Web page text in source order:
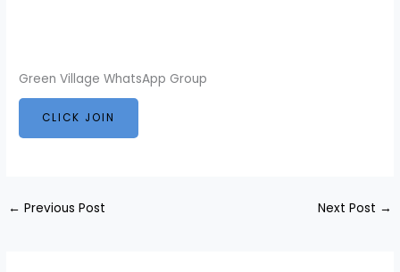
Green Village WhatsApp Group
CLICK JOIN
← Previous Post Next Post →